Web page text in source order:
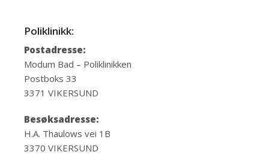
Poliklinikk:
Postadresse:
Modum Bad – Poliklinikken
Postboks 33
3371 VIKERSUND
Besøksadresse:
H.A. Thaulows vei 1B
3370 VIKERSUND